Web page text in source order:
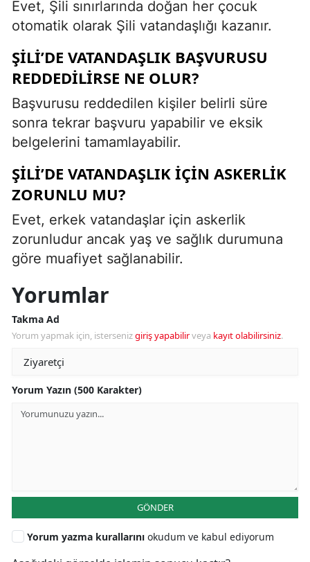
Evet, Şili sınırlarında doğan her çocuk
otomatik olarak Şili vatandaşlığı kazanır.
ŞILI’DE VATANDAŞLIK BAŞVURUSU
REDDEDILIRSE NE OLUR?
Başvurusu reddedilen kişiler belirli süre
sonra tekrar başvuru yapabilir ve eksik
belgelerini tamamlayabilir.
ŞILI’DE VATANDAŞLIK İÇIN ASKERLIK
ZORUNLU MU?
Evet, erkek vatandaşlar için askerlik
zorunludur ancak yaş ve sağlık durumuna
göre muafiyet sağlanabilir.
Yorumlar
Takma Ad
Yorum yapmak için, istersenizgiriş yapabilirveya kayıt olabilirsiniz.
Yorum Yazın (500 Karakter)
GÖNDER
Yorum yazma kurallarını okudum ve kabul ediyorum